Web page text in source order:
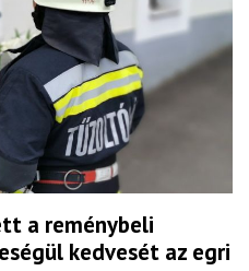
a reménybeli
kedvesét az egri